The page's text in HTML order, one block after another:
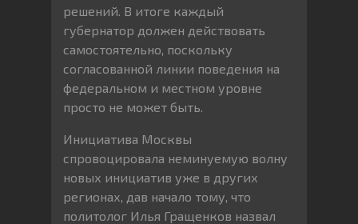
решений. В итоге каждый
губернатор должен действовать
самостоятельно, поскольку
согласованной линии поведения на
федеральном и местном уровне
просто не может быть.
Инициатива Москвы
спровоцировала неминуемую волну
новых инициатив уже в других
регионах, дав начало тому, что
политолог Илья Гращенков назвал